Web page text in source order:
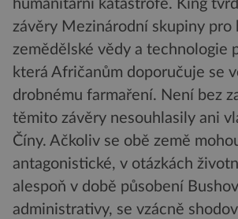
humanitární katastrofě. King
závěry Mezinárodní skupiny pro
zemědělské vědy a technologie
která Afričanům doporučuje se
drobnému farmaření. Není bez
těmito závěry nesouhlasily ani
Číny. Ačkoliv se obě země
antagonistické, v otázkách
alespoň v době působení
administrativy, se vzácně